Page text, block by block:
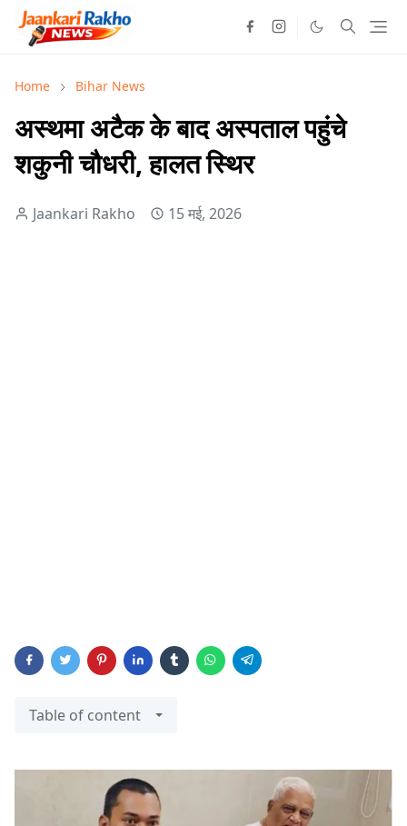
Home Bihar News
अस्थमा अटैक के बाद अस्पताल पहुंचे
शकुनी चौधरी, हालत स्थिर
Jaankari Rakho 15 मई, 2026
Table of content